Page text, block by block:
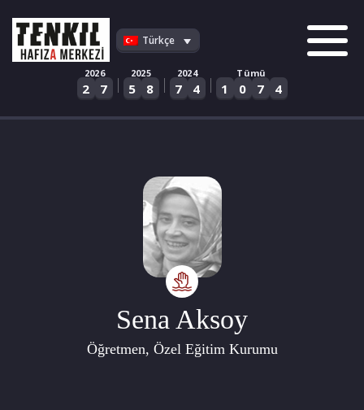
content
Türkçe
2026
2 7 |
2025
5 8 |
2024
7 4 |
Tümü
1 0 7 4
Sena Aksoy
Öğretmen, Özel Eğitim Kurumu